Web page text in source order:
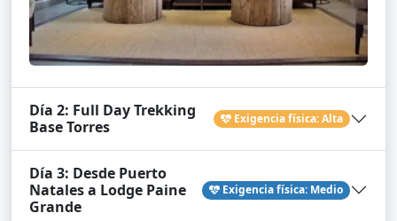
Día 2: Full Day Trekking
Base Torres
Exigencia física: Alta
Día 3: Desde Puerto
Natales a Lodge Paine
Grande
Exigencia física: Medio